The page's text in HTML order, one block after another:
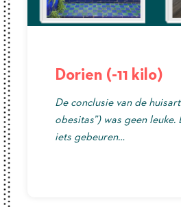
Dorien (-11 kilo)
De conclusie van de
obesitas”) was geen leuke.
iets gebeuren…